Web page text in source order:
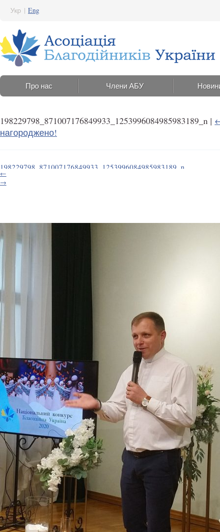
Укр | Eng
Про нас Члени АБУ
198229798_871007176849933_1253996084985983189_n |
нагороджено!
198229798_871007176849933_1253996084985983189_n
10 Червня 2021 14:40
←
→